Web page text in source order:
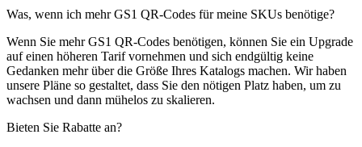
Was, wenn ich mehr GS1 QR-Codes für meine SKUs benötige?
Wenn Sie mehr GS1 QR-Codes benötigen, können Sie ein Upgrade
auf einen höheren Tarif vornehmen und sich endgültig keine
Gedanken mehr über die Größe Ihres Katalogs machen. Wir haben
unsere Pläne so gestaltet, dass Sie den nötigen Platz haben, um zu
wachsen und dann mühelos zu skalieren.
Bieten Sie Rabatte an?